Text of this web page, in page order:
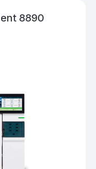
8890